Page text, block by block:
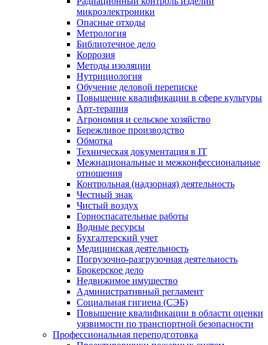
микроэлектроники
Опасные отходы
Метрология
Библиотечное дело
Коррозия
Методы изоляции
Нутрициология
Обучение деловой переписке
Повышение квалификации в сфере культуры
Арт-терапия
Агрономия и сельское хозяйство
Бережливое производство
Обмотка
Техническая документация в IT
Межнациональные и межконфессиональные
отношения
Контрольная (надзорная) деятельность
Честный знак
Чистый воздух
Горноспасательные работы
Водные ресурсы
Бухгалтерский учет
Медицинская деятельность
Погрузочно-разгрузочная деятельность
Брокерское дело
Недвижимое имущество
Административный регламент
Социальная гигиена (СЭБ)
Повышение квалификации в области оценки
уязвимости по транспортной безопасности
Профессиональная переподготовка